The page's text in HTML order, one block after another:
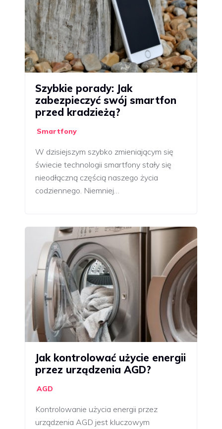
Szybkie porady: Jak
zabezpieczyć swój smartfon
przed kradzieżą?
Smartfony
W dzisiejszym szybko zmieniającym się
świecie technologii smartfony stały się
nieodłączną częścią naszego życia
codziennego. Niemniej…
Jak kontrolować użycie energii
przez urządzenia AGD?
AGD
Kontrolowanie użycia energii przez
urządzenia AGD jest kluczowym